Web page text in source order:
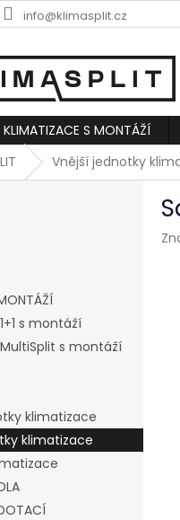
info@klimasplit.cz
KLIMATIZACE S MONTÁŽÍ
Vnější jednotky
s montáží
s montáží
klimatizace
klimatizace